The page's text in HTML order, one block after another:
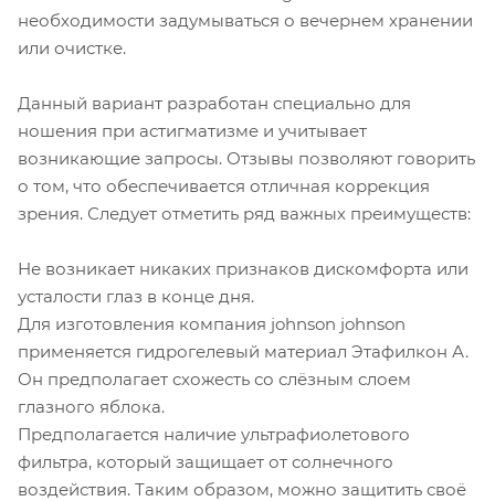
необходимости задумываться о вечернем хранении
или очистке.
Данный вариант разработан специально для
ношения при астигматизме и учитывает
возникающие запросы. Отзывы позволяют говорить
о том, что обеспечивается отличная коррекция
зрения. Следует отметить ряд важных преимуществ:
Не возникает никаких признаков дискомфорта или
усталости глаз в конце дня.
Для изготовления компания johnson johnson
применяется гидрогелевый материал Этафилкон А.
Он предполагает схожесть со слёзным слоем
глазного яблока.
Предполагается наличие ультрафиолетового
фильтра, который защищает от солнечного
воздействия. Таким образом, можно защитить своё